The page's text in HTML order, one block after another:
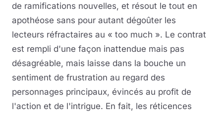
de ramifications nouvelles, et résout le tout en
apothéose sans pour autant dégoûter les
lecteurs réfractaires au « too much ». Le contrat
est rempli d'une façon inattendue mais pas
désagréable, mais laisse dans la bouche un
sentiment de frustration au regard des
personnages principaux, évincés au profit de
l'action et de l'intrigue. En fait, les réticences